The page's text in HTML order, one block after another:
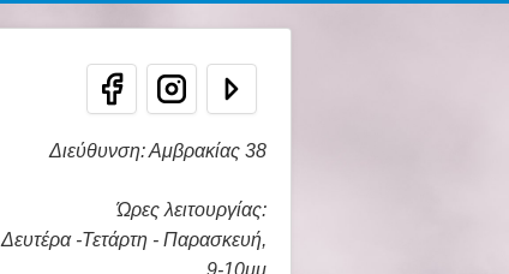
Διεύθυνση: Αμβρακίας 38
Ώρες λειτουργίας:
Δευτέρα -Τετάρτη - Παρασκευή,
9-10μμ